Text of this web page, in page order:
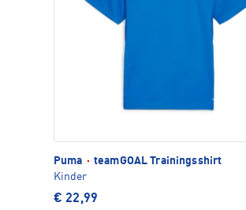
Puma · teamGOAL Trainingsshirt
Kinder
€ 22,99